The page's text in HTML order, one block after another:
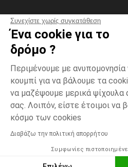
Συνεχίστε χωρίς συγκατάθεση
Ένα cookie για το
δρόμο ?
Περιμένουμε με
κουμπί για να βάλουμε τα
να μαζέψουμε μερικά ψίχουλα
σας. Λοιπόν, είστε έτοιμοι να
κόσμο των cookies
Διαβάζω την πολιτική απορρήτου
Συμφωνίες
Λευκό
Δυνατότητα
ΠΡΟΣΘΉΚΗ ΣΤΟ
Γενικοί 'Οροι
*Εμπορικες
Προσωπικά
Διαχείρηση
Προσβασιμότητα: μη
H Orchestra συμμετέχει στον κωδικά
μεσολάβησης της Γαλλικής